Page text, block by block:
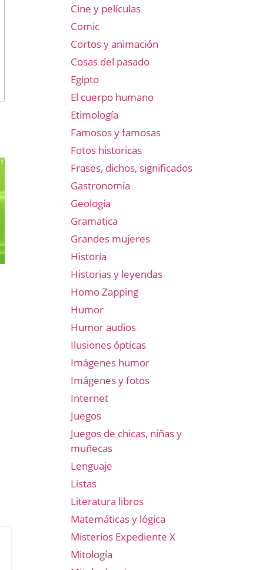
Cine y películas
Comic
Cortos y animación
Cosas del pasado
Egipto
El cuerpo humano
Etimología
Famosos y famosas
Fotos historicas
Frases, dichos, significados
Gastronomía
Geología
Gramatica
Grandes mujeres
Historia
Historias y leyendas
Homo Zapping
Humor
Humor audios
Ilusiones ópticas
Imágenes humor
Imágenes y fotos
Internet
Juegos
Juegos de chicas, niñas y
muñecas
Lenguaje
Listas
Literatura libros
Matemáticas y lógica
Misterios Expediente X
Mitología